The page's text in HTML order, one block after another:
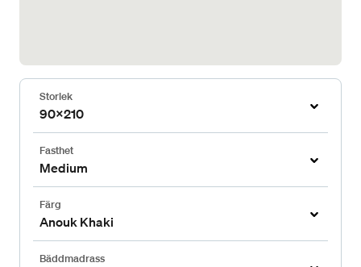
Storlek
90x210
Fasthet
Medium
Färg
Anouk Khaki
Bäddmadrass